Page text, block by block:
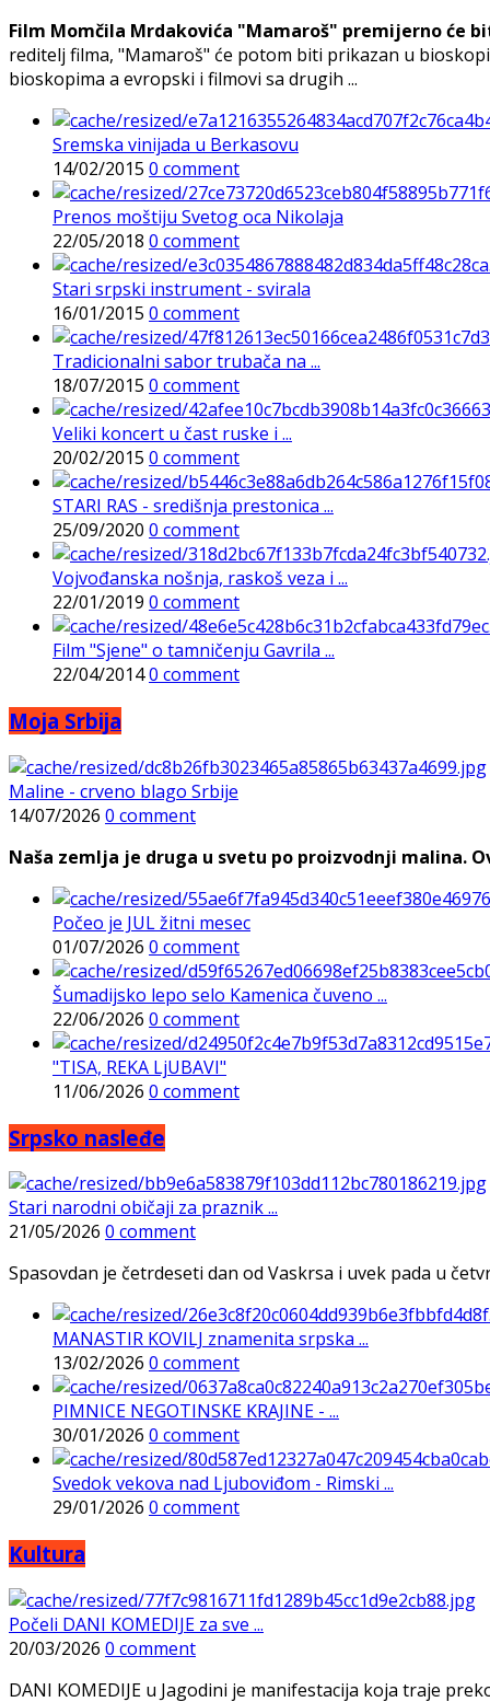
Film Momčila Mrdakovića "Mamaroš" premijerno će
reditelj filma, "Mamaroš" će potom biti prikazan u
bioskopima a evropski i filmovi sa drugih ...
Sremska vinijada u Berkasovu
14/02/2015 0 comment
Prenos moštiju Svetog oca Nikolaja
22/05/2018 0 comment
Stari srpski instrument - svirala
16/01/2015 0 comment
Tradicionalni sabor trubača na ...
18/07/2015 0 comment
Veliki koncert u čast ruske i ...
20/02/2015 0 comment
STARI RAS - središnja prestonica ...
25/09/2020 0 comment
Vojvođanska nošnja, raskoš veza i ...
22/01/2019 0 comment
Film "Sjene" o tamničenju Gavrila ...
22/04/20140 comment
Moja Srbija
Maline - crveno blago Srbije
14/07/2026 0 comment
Naša zemlja je druga u svetu po proizvodnji malina.
Počeo je JUL žitni mesec
01/07/2026 0 comment
Šumadijsko lepo selo Kamenica čuveno ...
22/06/2026 0 comment
"TISA, REKA LjUBAVI"
11/06/2026 0 comment
Srpsko nasleđe
Stari narodni običaji za praznik ...
21/05/2026 0 comment
Spasovdan je četrdeseti dan od Vaskrsa i uvek pada u
MANASTIR KOVILJ znamenita srpska ...
13/02/2026 0 comment
PIMNICE NEGOTINSKE KRAJINE - ...
30/01/2026 0 comment
Svedok vekova nad Ljuboviđom - Rimski ...
29/01/2026 0 comment
Kultura
Počeli DANI KOMEDIJE za sve ...
20/03/2026 0 comment
DANI KOMEDIJE u Jagodini je manifestacija koja traje